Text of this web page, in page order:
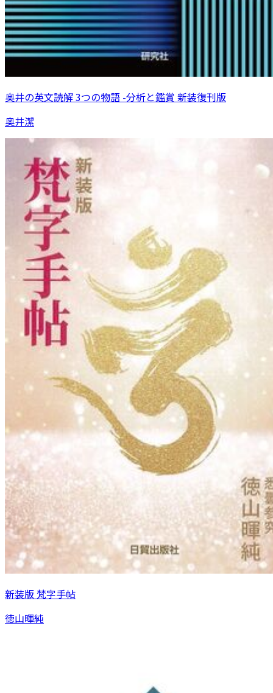
奥井の英文読解 3つの物語 -分析と鑑賞 新装復刊版
奥井潔
新装版 梵字手帖
徳山暉純